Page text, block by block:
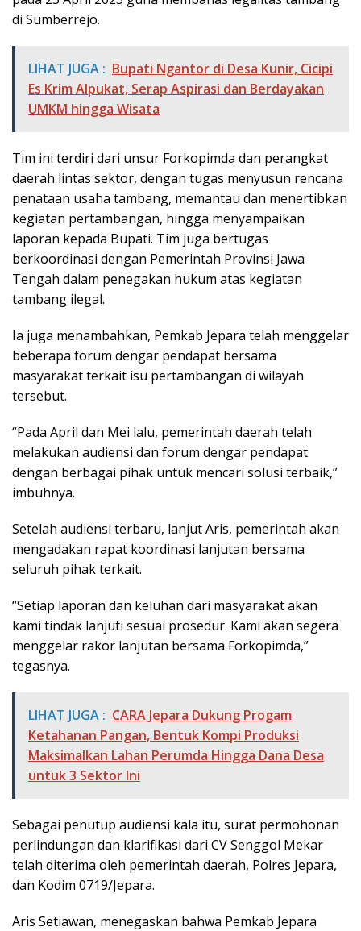
di Sumberrejo.
LIHAT JUGA : Bupati Ngantor di Desa Kunir, Cicipi
Es Krim Alpukat, Serap Aspirasi dan Berdayakan
UMKM hingga Wisata
Tim ini terdiri dari unsur Forkopimda dan perangkat
daerah lintas sektor, dengan tugas menyusun rencana
penataan usaha tambang, memantau dan menertibkan
kegiatan pertambangan, hingga menyampaikan
laporan kepada Bupati. Tim juga bertugas
berkoordinasi dengan Pemerintah Provinsi Jawa
Tengah dalam penegakan hukum atas kegiatan
tambang ilegal.
Ia juga menambahkan, Pemkab Jepara telah menggelar
beberapa forum dengar pendapat bersama
masyarakat terkait isu pertambangan di wilayah
tersebut.
“Pada April dan Mei lalu, pemerintah daerah telah
melakukan audiensi dan forum dengar pendapat
dengan berbagai pihak untuk mencari solusi terbaik,”
imbuhnya.
Setelah audiensi terbaru, lanjut Aris, pemerintah akan
mengadakan rapat koordinasi lanjutan bersama
seluruh pihak terkait.
“Setiap laporan dan keluhan dari masyarakat akan
kami tindak lanjuti sesuai prosedur. Kami akan segera
menggelar rakor lanjutan bersama Forkopimda,”
tegasnya.
LIHAT JUGA : CARA Jepara Dukung Progam
Ketahanan Pangan, Bentuk Kompi Produksi
Maksimalkan Lahan Perumda Hingga Dana Desa
untuk 3 Sektor Ini
Sebagai penutup audiensi kala itu, surat permohonan
perlindungan dan klarifikasi dari CV Senggol Mekar
telah diterima oleh pemerintah daerah, Polres Jepara,
dan Kodim 0719/Jepara.
Aris Setiawan, menegaskan bahwa Pemkab Jepara